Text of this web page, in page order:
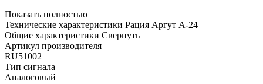
Показать полностью
Технические характеристики Рация Аргут А-24
Общие характеристики Свернуть
Артикул производителя
RU51002
Тип сигнала
Аналоговый